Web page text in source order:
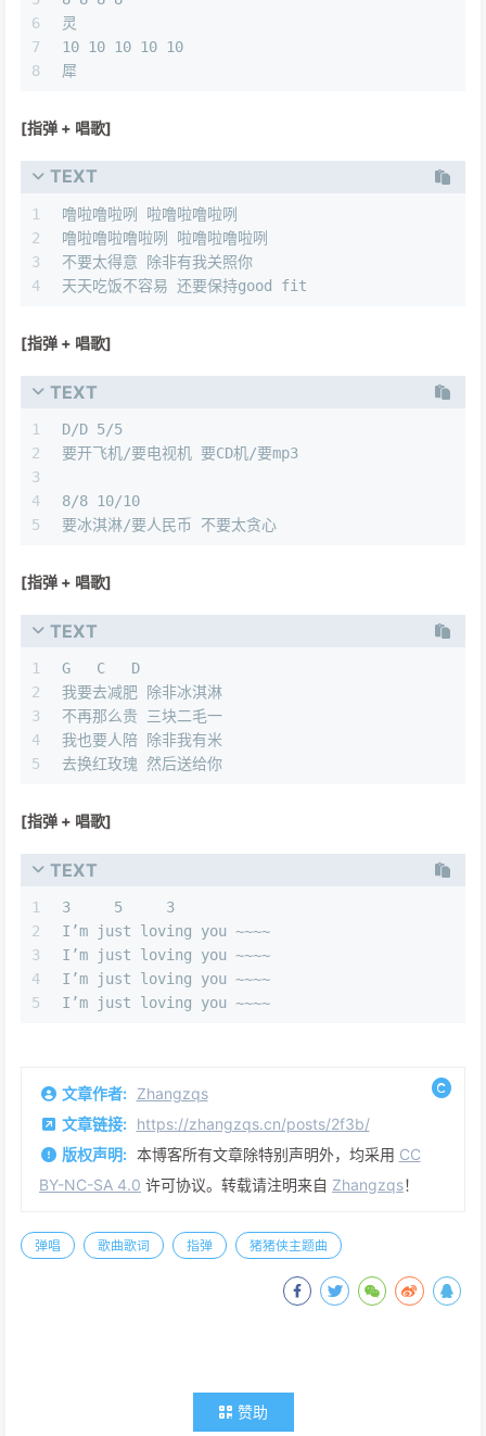
6
7
8
灵
10 10 10 10 10
犀
[指弹 + 唱歌]
TEXT
1
2
3
4
噜啦噜啦咧 啦噜啦噜啦咧
噜啦噜啦噜啦咧 啦噜啦噜啦咧
不要太得意 除非有我关照你
天天吃饭不容易 还要保持good fit
[指弹 + 唱歌]
TEXT
1
2
3
4
5
D/D 5/5
要开飞机/要电视机 要CD机/要mp3
8/8 10/10
要冰淇淋/要人民币 不要太贪心
[指弹 + 唱歌]
TEXT
1
2
3
4
5
G   C   D
我要去减肥 除非冰淇淋
不再那么贵 三块二毛一
我也要人陪 除非我有米
去换红玫瑰 然后送给你
[指弹 + 唱歌]
TEXT
1
2
3
4
5
3     5     3
I’m just loving you ~~~~
I’m just loving you ~~~~
I’m just loving you ~~~~
I’m just loving you ~~~~
文章作者: Zhangzqs
文章链接: https://zhangzqs.cn/posts/2f3b/
版权声明: 本博客所有文章除特别声明外，均采用 CC
BY-NC-SA 4.0 许可协议。转载请注明来自 Zhangzqs！
弹唱 歌曲歌词 指弹 猪猪侠主题曲
赞助